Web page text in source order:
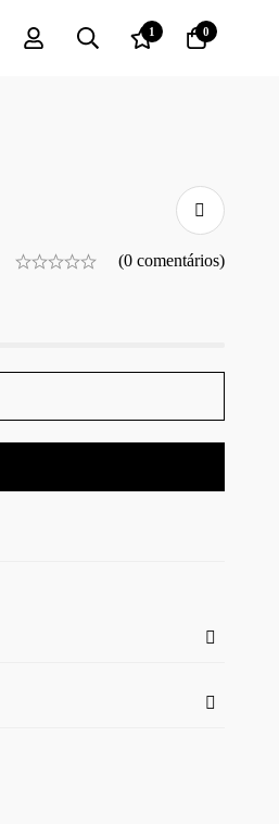
1 0
(0 comentários)